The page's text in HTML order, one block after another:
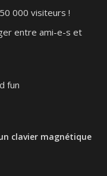
000 visiteurs !
entre ami-e-s et
fun
clavier magnétique